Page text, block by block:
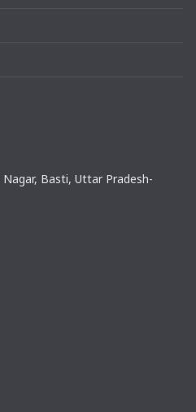
Nagar, Basti, Uttar Pradesh-